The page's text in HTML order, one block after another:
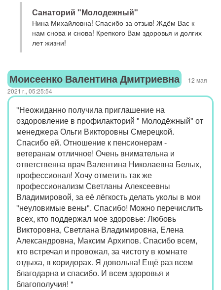
Санаторий "Молодежный"
Нина Михайловна! Спасибо за отзыв! Ждём Вас к
нам снова и снова! Крепкого Вам здоровья и долгих
лет жизни!
Моисеенко Валентина Дмитриевна
12 мая
2021 г., 05:25:54
"Неожиданно получила приглашение на
оздоровление в профилакторий " Молодёжный" от
менеджера Ольги Викторовны Смерецкой.
Спасибо ей. Отношение к пенсионерам -
ветеранам отличное! Очень внимательна и
ответственна врач Валентина Николаевна Белых,
профессионал! Хочу отметить так же
профессионализм Светланы Алексеевны
Владимировой, за её лёгкость делать уколы в мои
"неуловимые вены". Спасибо! Можно перечислить
всех, кто поддержал мое здоровье: Любовь
Викторовна, Светлана Владимировна, Елена
Александровна, Максим Архипов. Спасибо всем,
кто встречал и провожал, за чистоту в комнате
отдыха, в коридорах. Я довольна! Ещё раз всем
благодарна и спасибо. И всем здоровья и
благополучия! "